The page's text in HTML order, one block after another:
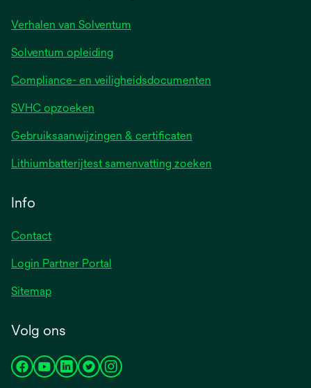
Verhalen van Solventum
Solventum opleiding
Compliance- en veiligheidsdocumenten
SVHC opzoeken
Gebruiksaanwijzingen & certificaten
Lithiumbatterijtest samenvatting zoeken
Info
Contact
Login Partner Portal
Sitemap
Volg ons
opensopensopensopensopens